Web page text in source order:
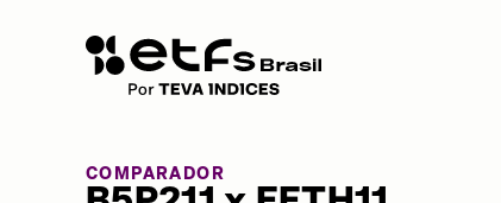
COMPARADOR